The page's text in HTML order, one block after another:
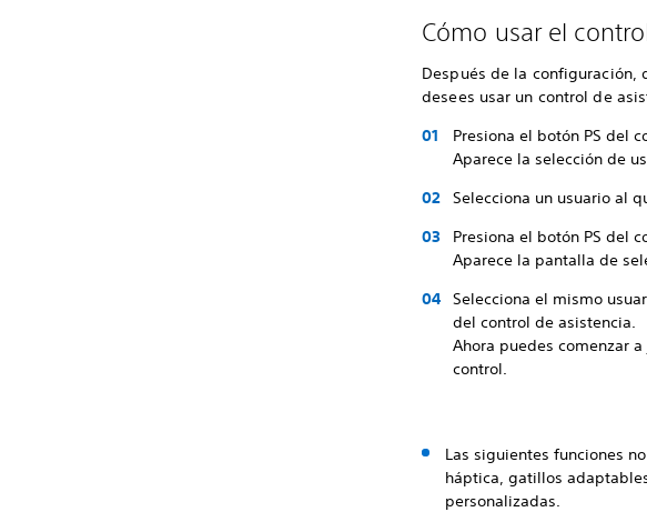
Cómo usar el
Después de la configuración,
desees usar un control de
Presiona el botón PS del
Aparece la selección de
Selecciona un usuario al
Presiona el botón PS del
Aparece la pantalla de
Selecciona el mismo
del control de asistencia.
Ahora puedes comenzar
control.
Las siguientes funciones
háptica, gatillos
personalizadas.